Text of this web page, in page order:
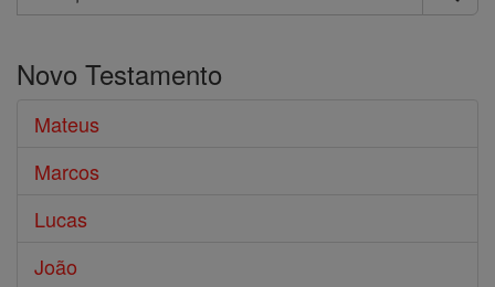
Pesquisar
Bíblia
Novo Testamento
Mateus
Marcos
Lucas
João